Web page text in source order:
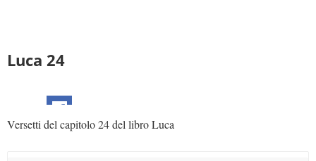
Luca 24
Versetti del capitolo 24 del libro Luca